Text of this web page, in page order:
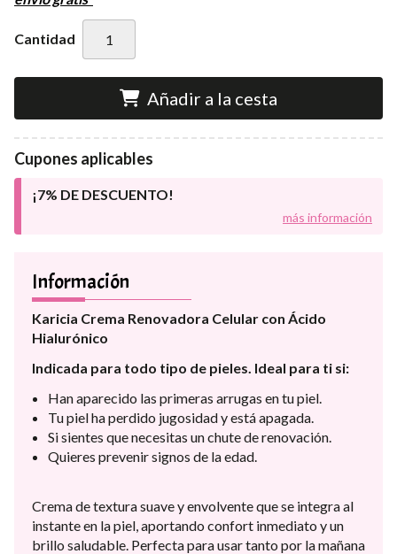
Cantidad
Añadir a la cesta
Cupones aplicables
¡7% DE DESCUENTO!
más información
Información
Karicia Crema Renovadora Celular con Ácido
Hialurónico
Indicada para todo tipo de pieles. Ideal para ti si:
Han aparecido las primeras arrugas en tu piel.
Tu piel ha perdido jugosidad y está apagada.
Si sientes que necesitas un chute de renovación.
Quieres prevenir signos de la edad.
Crema de textura suave y envolvente que se integra al
instante en la piel, aportando confort inmediato y un
brillo saludable. Perfecta para usar tanto por la mañana